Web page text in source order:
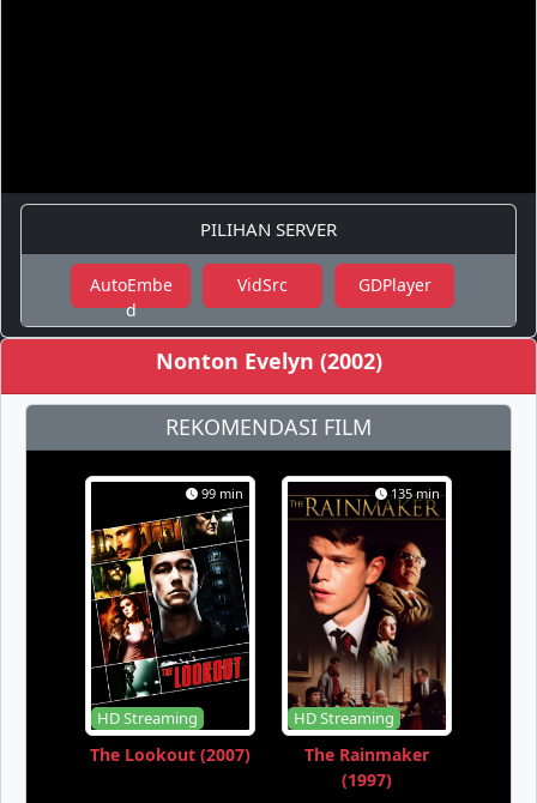
PILIHAN SERVER
AutoEmbe
d
VidSrc GDPlayer
Nonton Evelyn (2002)
REKOMENDASI FILM
99 min
HD Streaming
The Lookout (2007)
135 min
HD Streaming
The Rainmaker
(1997)